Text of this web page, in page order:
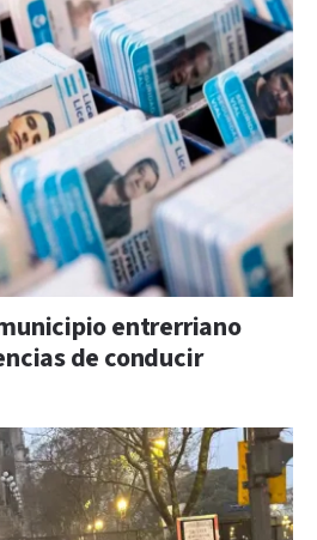
entrerriano
de conducir